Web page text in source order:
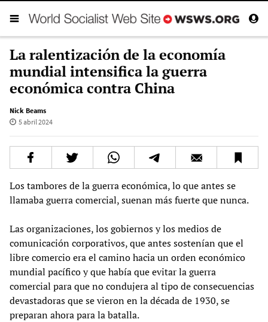
La ralentización de la economía
mundial intensifica la guerra
económica contra China
Nick Beams
5 abril 2024
Los tambores de la guerra económica, lo que antes se
llamaba guerra comercial, suenan más fuerte que nunca.
Las organizaciones, los gobiernos y los medios de
comunicación corporativos, que antes sostenían que el
libre comercio era el camino hacia un orden económico
mundial pacífico y que había que evitar la guerra
comercial para que no condujera al tipo de consecuencias
devastadoras que se vieron en la década de 1930, se
preparan ahora para la batalla.